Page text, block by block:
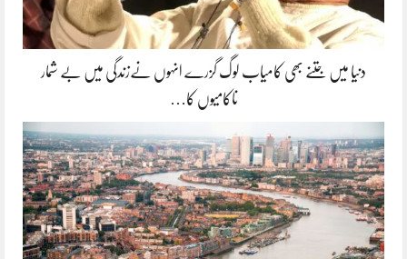
دنیا میں جتنے بھی کامیاب لوگ گزرے انہوں نےزندگی میں بے شمار
ناکامیوں کا…